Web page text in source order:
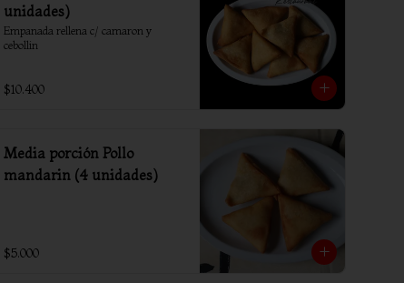
unidades)
Empanada rellena c/ camaron y
cebollin
$10.400
Media porción Pollo
mandarin (4 unidades)
$5.000